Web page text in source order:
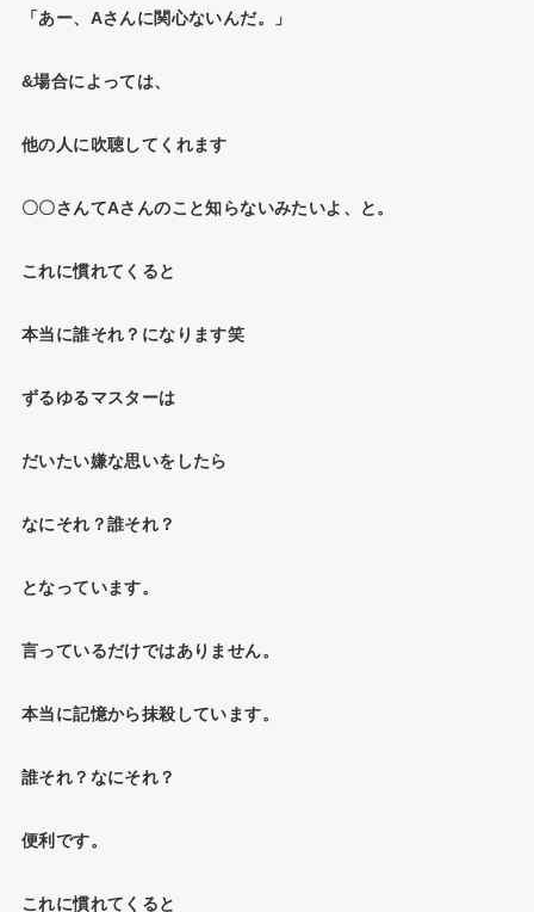
「あー、Aさんに関心ないんだ。」
&場合によっては、
他の人に吹聴してくれます
〇〇さんてAさんのこと知らないみたいよ、と。
これに慣れてくると
本当に誰それ？になります笑
ずるゆるマスターは
だいたい嫌な思いをしたら
なにそれ？誰それ？
となっています。
言っているだけではありません。
本当に記憶から抹殺しています。
誰それ？なにそれ？
便利です。
これに慣れてくると